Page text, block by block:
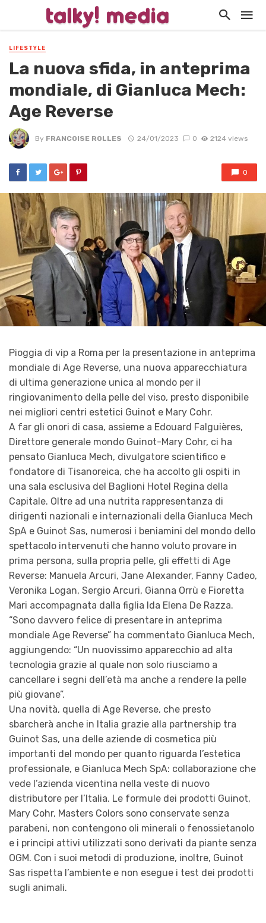
LIFESTYLE
La nuova sfida, in anteprima
mondiale, di Gianluca Mech:
Age Reverse
By FRANCOISE ROLLES 24/01/2023 0 2124 views
0
Pioggia di vip a Roma per la presentazione in anteprima
mondiale di Age Reverse, una nuova apparecchiatura
di ultima generazione unica al mondo per il
ringiovanimento della pelle del viso, presto disponibile
nei migliori centri estetici Guinot e Mary Cohr.
A far gli onori di casa, assieme a Edouard Falguières,
Direttore generale mondo Guinot-Mary Cohr, ci ha
pensato Gianluca Mech, divulgatore scientifico e
fondatore di Tisanoreica, che ha accolto gli ospiti in
una sala esclusiva del Baglioni Hotel Regina della
Capitale. Oltre ad una nutrita rappresentanza di
dirigenti nazionali e internazionali della Gianluca Mech
SpA e Guinot Sas, numerosi i beniamini del mondo dello
spettacolo intervenuti che hanno voluto provare in
prima persona, sulla propria pelle, gli effetti di Age
Reverse: Manuela Arcuri, Jane Alexander, Fanny Cadeo,
Veronika Logan, Sergio Arcuri, Gianna Orrù e Fioretta
Mari accompagnata dalla figlia Ida Elena De Razza.
“Sono davvero felice di presentare in anteprima
mondiale Age Reverse” ha commentato Gianluca Mech,
aggiungendo: “Un nuovissimo apparecchio ad alta
tecnologia grazie al quale non solo riusciamo a
cancellare i segni dell’età ma anche a rendere la pelle
più giovane”.
Una novità, quella di Age Reverse, che presto
sbarcherà anche in Italia grazie alla partnership tra
Guinot Sas, una delle aziende di cosmetica più
importanti del mondo per quanto riguarda l’estetica
professionale, e Gianluca Mech SpA: collaborazione che
vede l’azienda vicentina nella veste di nuovo
distributore per l’Italia. Le formule dei prodotti Guinot,
Mary Cohr, Masters Colors sono conservate senza
parabeni, non contengono oli minerali o fenossietanolo
e i principi attivi utilizzati sono derivati da piante senza
OGM. Con i suoi metodi di produzione, inoltre, Guinot
Sas rispetta l’ambiente e non esegue i test dei prodotti
sugli animali.